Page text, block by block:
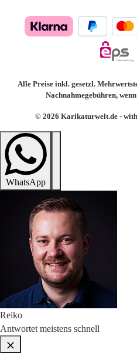
© 2026 Karikaturwelt.de - with
Alle Preise inkl. gesetzl.
Nachnahmegebühren,
WhatsApp
Reiko
Antwortet meistens schnell